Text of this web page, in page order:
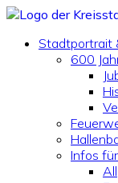
Stadtportrait
600
Infos